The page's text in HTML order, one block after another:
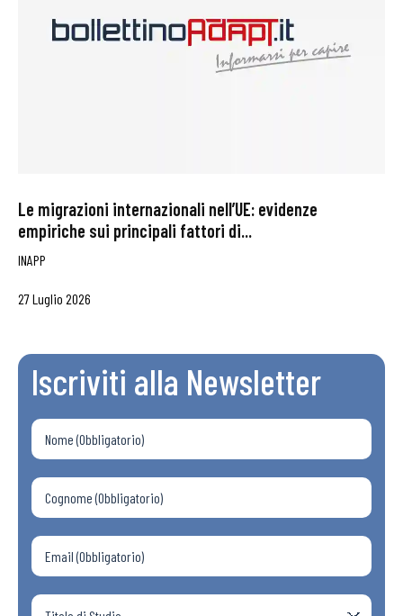
Le migrazioni internazionali nell’UE: evidenze
empiriche sui principali fattori di...
INAPP
27 Luglio 2026
Iscriviti alla Newsletter